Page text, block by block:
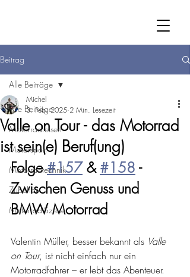
Beitrag
Alle Beiträge
Motorradreisen
Motorsport
Motorradtechnik
Zubehör
Motorrad-Szene
Alle Beiträge
Valle on Tour - das Motorrad
ist sein(e) Beruf(ung)
Michel
3. Feb. 2025 2 Min. Lesezeit
Folge #157 & #158 -
Zwischen Genuss und
BMW Motorrad
Valentin Müller, besser bekannt als Valle
on Tour, ist nicht einfach nur ein
Motorradfahrer – er lebt das Abenteuer.